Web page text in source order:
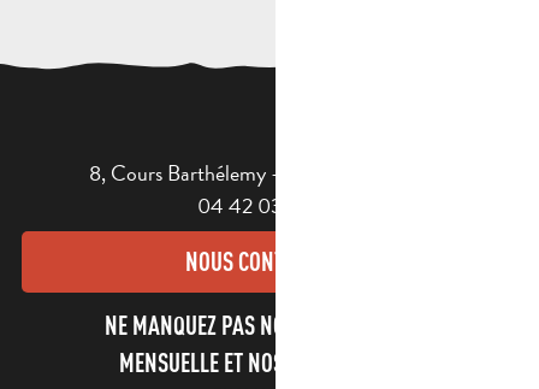
8, Cours Barthélemy - 13400 AUBAGNE
04 42 03 49 98
NOUS CONTACTER
NE MANQUEZ PAS NOTRE NEWSLETTER
MENSUELLE ET NOS INFORMATIONS